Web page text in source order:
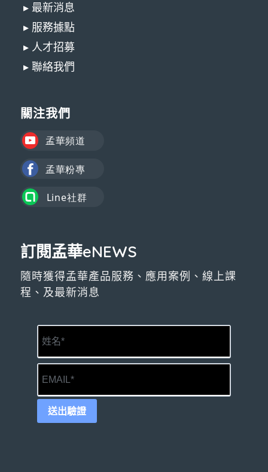
▸ 最新消息
▸ 服務據點
▸ 人才招募
▸ 聯絡我們
關注我們
訂閱孟華eNEWS
隨時獲得孟華產品服務、應用案例、線上課
程、及最新消息
送出驗證